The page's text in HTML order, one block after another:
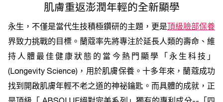
肌膚重返澎潤年輕的全新顯學
永生，不僅是當代生技積極鑽研的主題，更是 頂級臉部保養
界致力挑戰的目標。蘭蔻率先將專注於延長人類的壽命、維
持人體最佳健康狀態的當今熱門顯學「永生科技」
(Longevity Science)，用於肌膚保養。十多年來，蘭蔻成功
找到開啟肌膚年輕不老之道的神祕鑰匙。而具體的成就，正